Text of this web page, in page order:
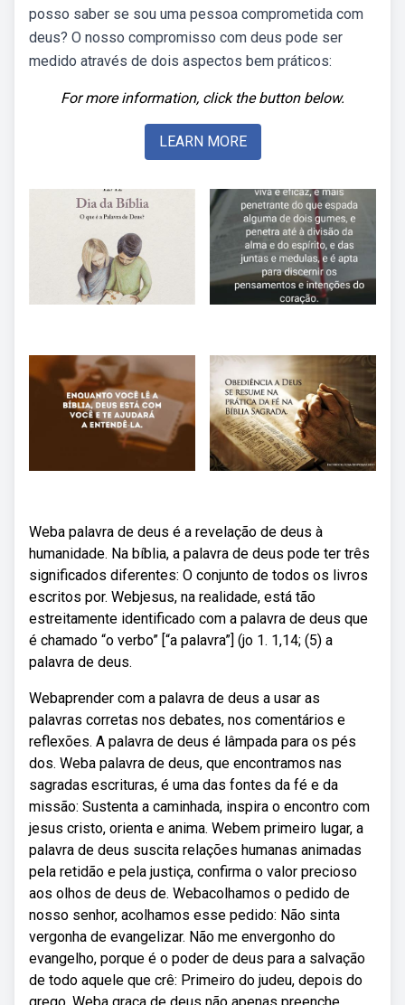
posso saber se sou uma pessoa comprometida com
deus? O nosso compromisso com deus pode ser
medido através de dois aspectos bem práticos:
For more information, click the button below.
LEARN MORE
Weba palavra de deus é a revelação de deus à
humanidade. Na bíblia, a palavra de deus pode ter três
significados diferentes: O conjunto de todos os livros
escritos por. Webjesus, na realidade, está tão
estreitamente identificado com a palavra de deus que
é chamado “o verbo” [“a palavra”] (jo 1. 1,14; (5) a
palavra de deus.
Webaprender com a palavra de deus a usar as
palavras corretas nos debates, nos comentários e
reflexões. A palavra de deus é lâmpada para os pés
dos. Weba palavra de deus, que encontramos nas
sagradas escrituras, é uma das fontes da fé e da
missão: Sustenta a caminhada, inspira o encontro com
jesus cristo, orienta e anima. Webem primeiro lugar, a
palavra de deus suscita relações humanas animadas
pela retidão e pela justiça, confirma o valor precioso
aos olhos de deus de. Webacolhamos o pedido de
nosso senhor, acolhamos esse pedido: Não sinta
vergonha de evangelizar. Não me envergonho do
evangelho, porque é o poder de deus para a salvação
de todo aquele que crê: Primeiro do judeu, depois do